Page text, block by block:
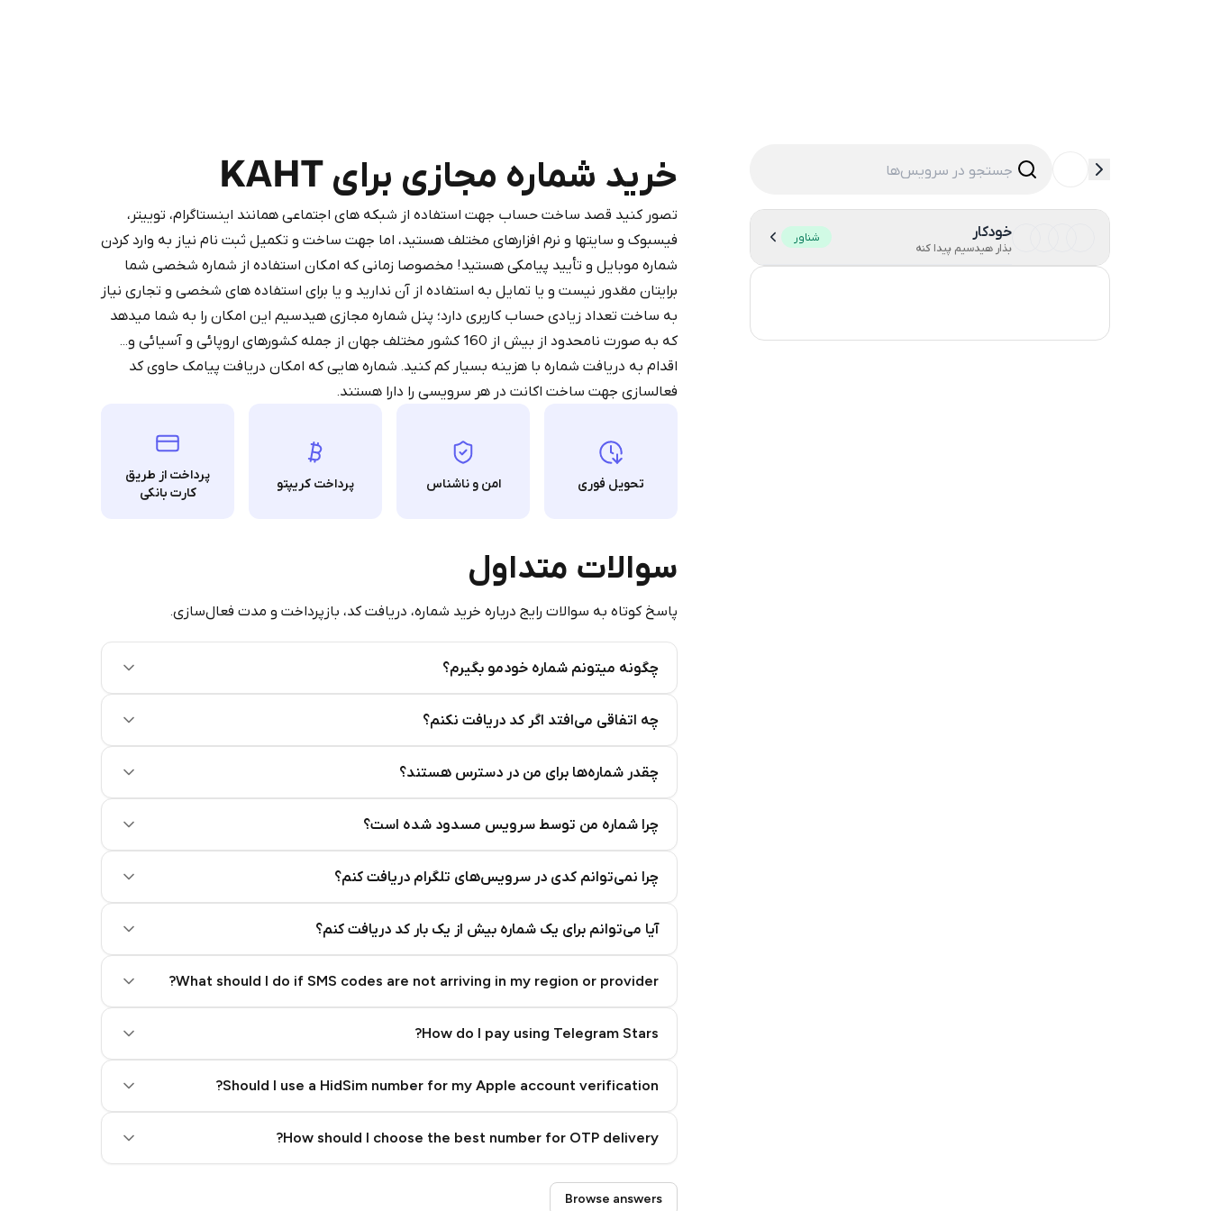
خودکار
بذار هیدسیم پیدا کنه
شناور
خرید شماره مجازی برای KAHT
تصور کنید قصد ساخت حساب جهت استفاده از شبکه های اجتماعی همانند اینستاگرام، توییتر،
فیسبوک و سایتها و نرم افزارهای مختلف هستید، اما جهت ساخت و تکمیل ثبت نام نیاز به وارد کردن
شماره موبایل و تأیید پیامکی هستید! مخصوصا زمانی که امکان استفاده از شماره شخصی شما
برایتان مقدور نیست و یا تمایل به استفاده از آن ندارید و یا برای استفاده های شخصی و تجاری نیاز
به ساخت تعداد زیادی حساب کاربری دارد؛ پنل شماره مجازی هیدسیم این امکان را به شما میدهد
که به صورت نامحدود از بیش از 160 کشور مختلف جهان از جمله کشورهای اروپائی و آسیائی و...
اقدام به دریافت شماره با هزینه بسیار کم کنید. شماره هایی که امکان دریافت پیامک حاوی کد
فعالسازی جهت ساخت اکانت در هر سرویسی را دارا هستند.
تحویل فوری امن و ناشناس پرداخت کریپتو
پرداخت از طریق
کارت بانکی
سوالات متداول
پاسخ کوتاه به سوالات رایج درباره خرید شماره، دریافت کد، بازپرداخت و مدت فعال‌سازی.
چگونه میتونم شماره خودمو بگیرم؟
چه اتفاقی می‌افتد اگر کد دریافت نکنم؟
چقدر شماره‌ها برای من در دسترس هستند؟
چرا شماره من توسط سرویس مسدود شده است؟
چرا نمی‌توانم کدی در سرویس‌های تلگرام دریافت کنم؟
آیا می‌توانم برای یک شماره بیش از یک بار کد دریافت کنم؟
What should I do if SMS codes are not arriving in my region or provider?
How do I pay using Telegram Stars?
Purchasing credits through Telegram is a simple two-step process:
You purchase Stars via the official @PremiumBot
in Telegram using your card (or
Google Pay, Apple Pay, or other supported methods).
You use those Stars to pay our bot and complete the HidSim credit purchase.
Step 1: Create the order on HidSim
Pay with Telegram
Step 3: Pay our bot with Stars
Should I use a HidSim number for my Apple account verification?
How should I choose the best number for OTP delivery?
Quality High To Low
Browse answers